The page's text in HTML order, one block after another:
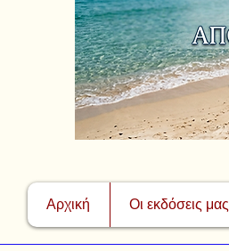
Αρχική Οι εκδόσεις μας